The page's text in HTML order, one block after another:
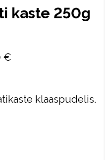
kaste 250g
€
klaaspudelis.